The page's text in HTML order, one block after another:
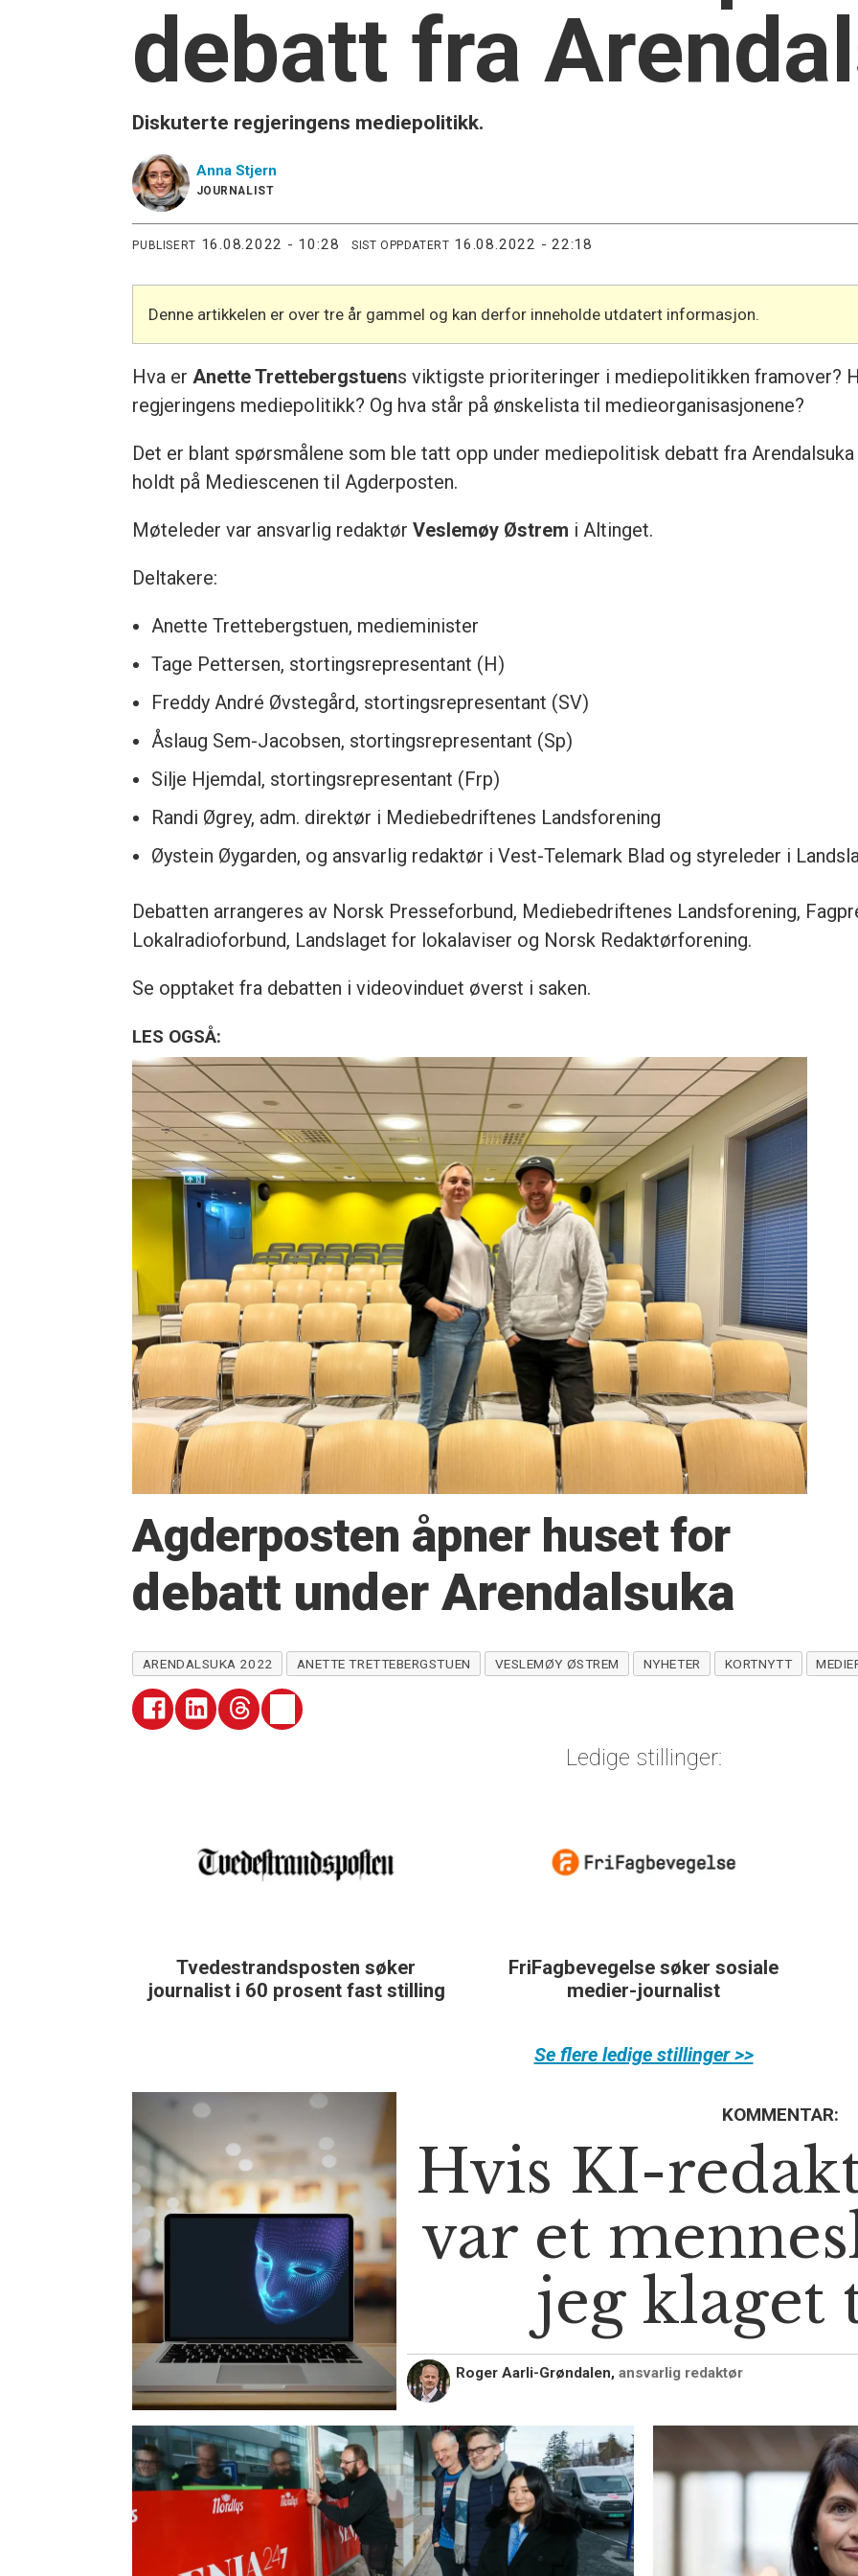
debatt fra
Diskuterte regjeringens mediepolitikk.
Anna Stjern
JOURNALIST
PUBLISERT 16.08.2022 - 10:28 SIST OPPDATERT 16.08.2022 - 22:18
Denne artikkelen er over tre år gammel og kan derfor inneholde utdatert informasjon.
Hva erAnette Trettebergstuens viktigste prioriteringer i mediepolitikken framover?
regjeringens mediepolitikk? Og hva står på ønskelista til medieorganisasjonene?
Det er blant spørsmålene som ble tatt opp under mediepolitisk debatt fra
holdt på Mediescenen til Agderposten.
Møteleder var ansvarlig redaktørVeslemøy Østrem i Altinget.
Deltakere:
Anette Trettebergstuen, medieminister
Tage Pettersen, stortingsrepresentant (H)
Freddy André Øvstegård, stortingsrepresentant (SV)
Åslaug Sem-Jacobsen, stortingsrepresentant (Sp)
Silje Hjemdal, stortingsrepresentant (Frp)
Randi Øgrey, adm. direktør i Mediebedriftenes Landsforening
Øystein Øygarden, og ansvarlig redaktør i Vest-Telemark Blad og styreleder i
Debatten arrangeres av Norsk Presseforbund, Mediebedriftenes Landsforening,
Lokalradioforbund, Landslaget for lokalaviser og Norsk Redaktørforening.
Se opptaket fra debatten i videovinduet øverst i saken.
LES OGSÅ:
Agderposten åpner huset for
debatt under Arendalsuka
ARENDALSUKA 2022 ANETTE TRETTEBERGSTUEN VESLEMØY ØSTREM NYHETER KORTNYTT
Ledige stillinger:
Tvedestrandsposten søker
journalist i 60 prosent fast stilling
FriFagbevegelse søker sosiale
medier-journalist
Se flere ledige stillinger >>
KOMMENTAR:
Hvis KI-
var et
jeg klaget
Roger Aarli-Grøndalen, ansvarlig redaktør